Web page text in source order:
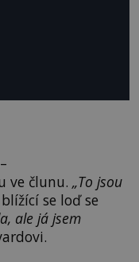
ve člunu. „To jsou
se loď se
ale já jsem